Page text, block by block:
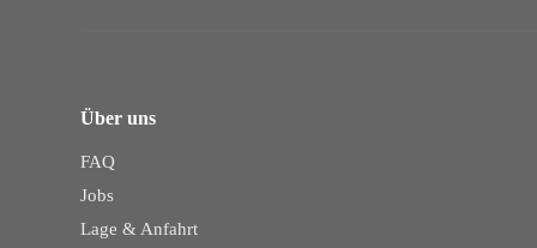
Über uns
FAQ
Jobs
Lage & Anfahrt